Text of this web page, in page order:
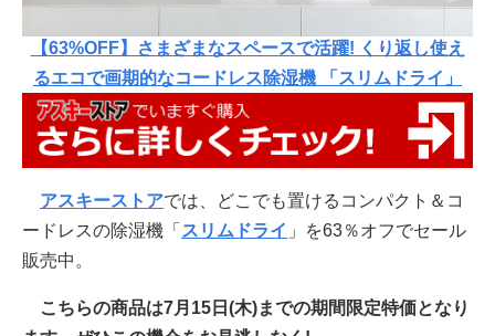
【63%OFF】さまざまなスペースで活躍! くり返し使え
るエコで画期的なコードレス除湿機 「スリムドライ」
アスキーストアでは、どこでも置けるコンパクト＆コ
ードレスの除湿機「 スリムドライ 」を63％オフでセール
販売中。
こちらの商品は7月15日(木)までの期間限定特価となり